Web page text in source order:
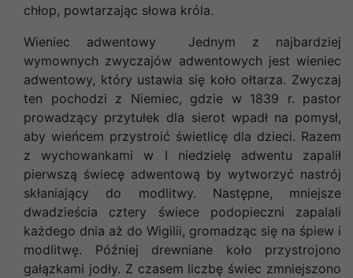
chłop, powtarzając słowa króla.
Wieniec adwentowy Jednym z najbardziej
wymownych zwyczajów adwentowych jest wieniec
adwentowy, który ustawia się koło ołtarza. Zwyczaj
ten pochodzi z Niemiec, gdzie w 1839 r. pastor
prowadzący przytułek dla sierot wpadł na pomysł,
aby wieńcem przystroić świetlicę dla dzieci. Razem
z wychowankami w I niedzielę adwentu zapalił
pierwszą świecę adwentową by wytworzyć nastrój
skłaniający do modlitwy. Następne, mniejsze
dwadzieścia cztery świece podopieczni zapalali
każdego dnia aż do Wigilii, gromadząc się na śpiew i
modlitwę. Później drewniane koło przystrojono
gałązkami jodły. Z czasem liczbę świec zmniejszono